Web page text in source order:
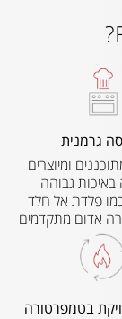
גרמנית
ומיוצרים
באיכות גבוהה
פלדת אל חלד
אדום מתקדמים
בטמפרטורה